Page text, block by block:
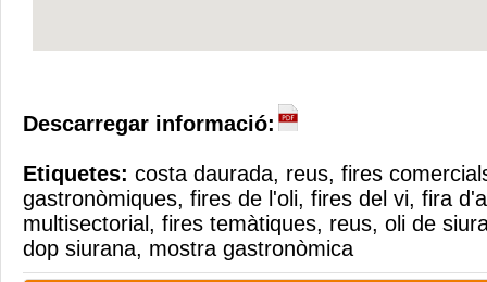
Descarregar informació:
Etiquetes: costa daurada, reus, fires
gastronòmiques, fires de l'oli, fires del vi, fira
multisectorial , fires temàtiques, reus, oli de
dop siurana, mostra gastronòmica